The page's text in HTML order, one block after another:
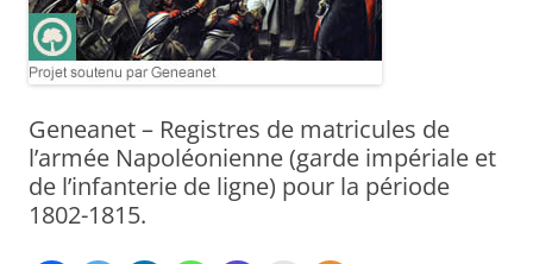
Geneanet – Registres de matricules de
l’armée Napoléonienne (garde impériale et
de l’infanterie de ligne) pour la période
1802-1815.